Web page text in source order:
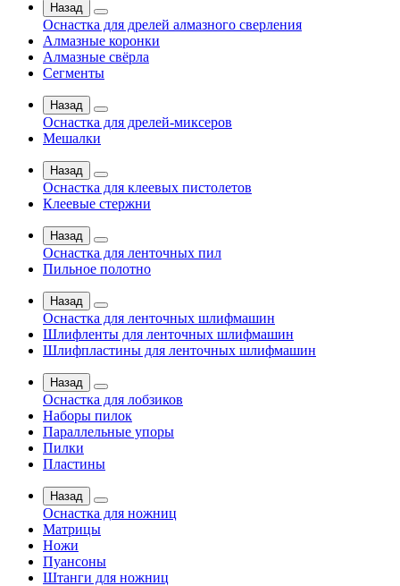
Назад
Оснастка для дрелей алмазного сверления
Алмазные коронки
Алмазные свёрла
Сегменты
Назад
Оснастка для дрелей-миксеров
Мешалки
Назад
Оснастка для клеевых пистолетов
Клеевые стержни
Назад
Оснастка для ленточных пил
Пильное полотно
Назад
Оснастка для ленточных шлифмашин
Шлифленты для ленточных шлифмашин
Шлифпластины для ленточных шлифмашин
Назад
Оснастка для лобзиков
Наборы пилок
Параллельные упоры
Пилки
Пластины
Назад
Оснастка для ножниц
Матрицы
Ножи
Пуансоны
Штанги для ножниц